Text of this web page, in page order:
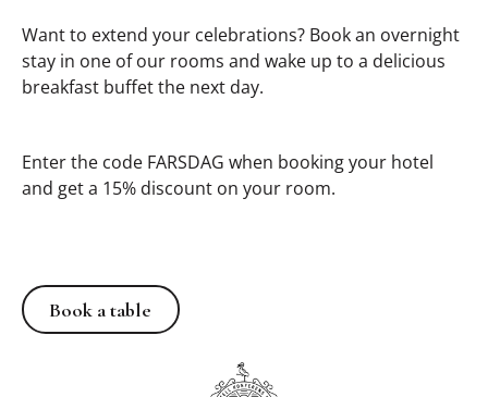
Want to extend your celebrations? Book an overnight
stay in one of our rooms and wake up to a delicious
breakfast buffet the next day.
Enter the code FARSDAG when booking your hotel
and get a 15% discount on your room.
Book a table
Book a table